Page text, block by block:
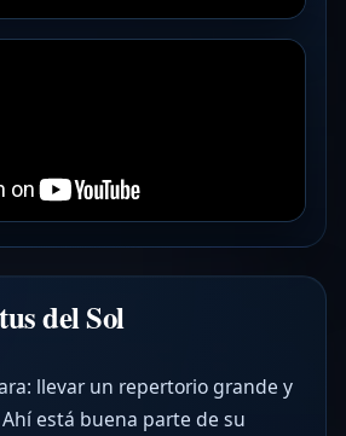
del Sol
llevar un repertorio grande y
está buena parte de su